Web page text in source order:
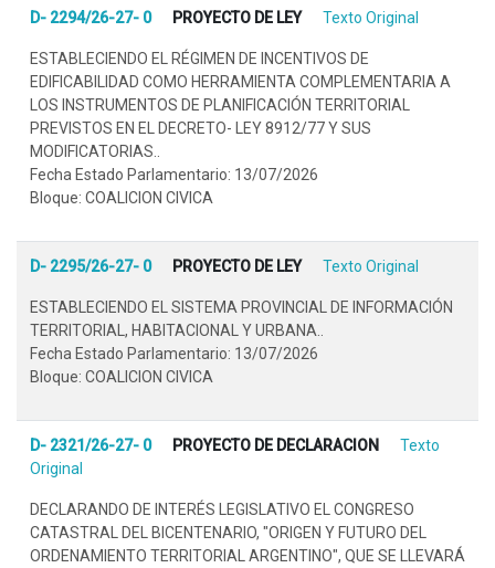
D- 2294/26-27- 0 PROYECTO DE LEY Texto Original
ESTABLECIENDO EL RÉGIMEN DE INCENTIVOS DE
EDIFICABILIDAD COMO HERRAMIENTA COMPLEMENTARIA A
LOS INSTRUMENTOS DE PLANIFICACIÓN TERRITORIAL
PREVISTOS EN EL DECRETO- LEY 8912/77 Y SUS
MODIFICATORIAS..
Fecha Estado Parlamentario: 13/07/2026
Bloque: COALICION CIVICA
D- 2295/26-27- 0 PROYECTO DE LEY Texto Original
ESTABLECIENDO EL SISTEMA PROVINCIAL DE INFORMACIÓN
TERRITORIAL, HABITACIONAL Y URBANA..
Fecha Estado Parlamentario: 13/07/2026
Bloque: COALICION CIVICA
D- 2321/26-27- 0 PROYECTO DE DECLARACION
Texto
Original
DECLARANDO DE INTERÉS LEGISLATIVO EL CONGRESO
CATASTRAL DEL BICENTENARIO, "ORIGEN Y FUTURO DEL
ORDENAMIENTO TERRITORIAL ARGENTINO", QUE SE LLEVARÁ